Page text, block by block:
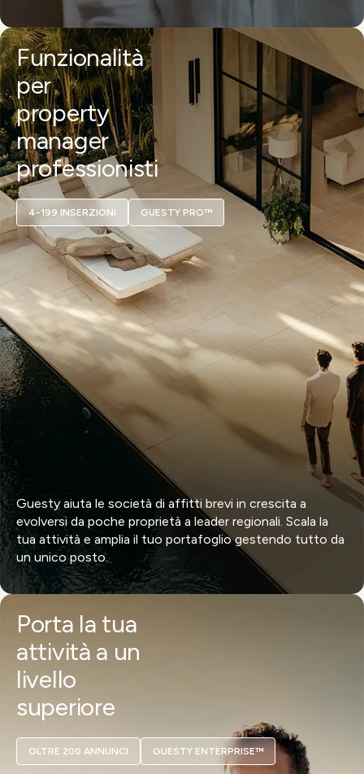
Funzionalità
per
property
manager
professionisti
4-199 INSERZIONI GUESTY PRO™
Guesty aiuta le società di affitti brevi in crescita a
evolversi da poche proprietà a leader regionali. Scala la
tua attività e amplia il tuo portafoglio gestendo tutto da
un unico posto.
Porta la tua
attività a un
livello
superiore
OLTRE 200 ANNUNCI GUESTY ENTERPRISE™